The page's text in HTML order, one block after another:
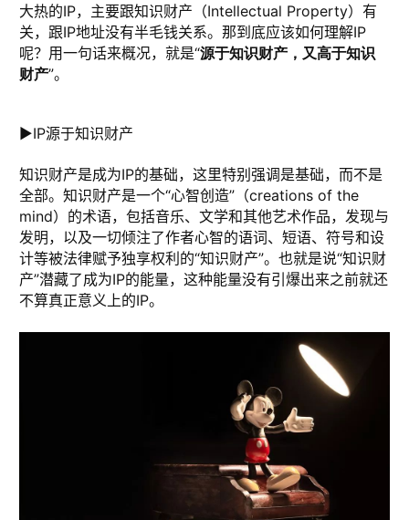
大热的IP，主要跟知识财产（Intellectual Property）有
关，跟IP地址没有半毛钱关系。那到底应该如何理解IP
呢？用一句话来概况，就是“源于知识财产，又高于知识
财产”。
►IP源于知识财产
知识财产是成为IP的基础，这里特别强调是基础，而不是
全部。知识财产是一个“心智创造”（creations of the
mind）的术语，包括音乐、文学和其他艺术作品，发现与
发明，以及一切倾注了作者心智的语词、短语、符号和设
计等被法律赋予独享权利的“知识财产”。也就是说“知识财
产”潜藏了成为IP的能量，这种能量没有引爆出来之前就还
不算真正意义上的IP。